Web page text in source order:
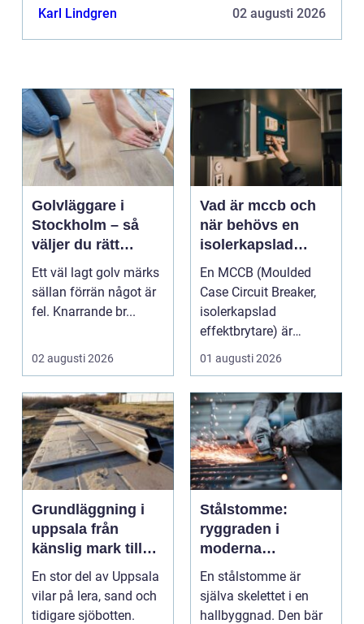
Karl Lindgren
02 augusti 2026
Golvläggare i
Stockholm – så
väljer du rätt
hantverkare för
hållbara golv
Ett väl lagt golv märks
sällan förrän något är
fel. Knarrande br...
02 augusti 2026
Vad är mccb och
när behövs en
isolerkapslad
effektbrytare?
En MCCB (Moulded
Case Circuit Breaker,
isolerkapslad
effektbrytare) är
hjärtat i många
moderna elför...
01 augusti 2026
Grundläggning i
uppsala från
känslig mark till
stabila
konstruktioner
En stor del av Uppsala
vilar på lera, sand och
tidigare sjöbotten.
Stålstomme:
ryggraden i
moderna
hallbyggnader
En stålstomme är
själva skelettet i en
hallbyggnad. Den bär